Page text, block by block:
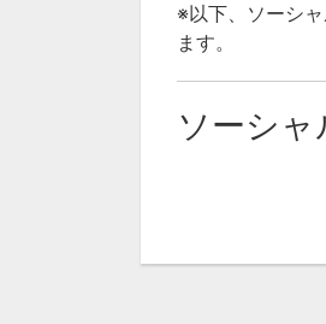
※以下、ソーシ
ます。
ソーシ